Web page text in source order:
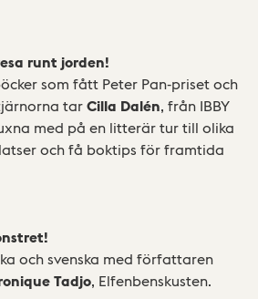
runt jorden!
som fått Peter Pan-priset och
tarCilla Dalén, från IBBY
med på en litterär tur till olika
och få boktips för framtida
och svenska med författaren
Tadjo, Elfenbenskusten.